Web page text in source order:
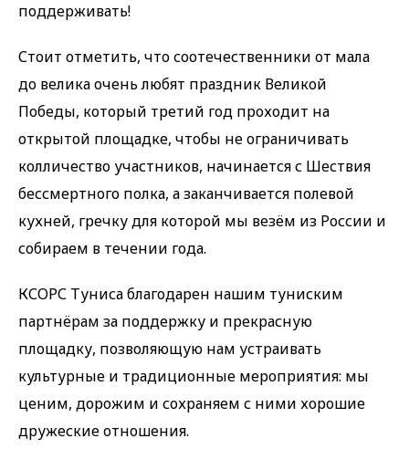
поддерживать!
Стоит отметить, что соотечественники от мала
до велика очень любят праздник Великой
Победы, который третий год проходит на
открытой площадке, чтобы не ограничивать
колличество участников, начинается с Шествия
бессмертного полка, а заканчивается полевой
кухней, гречку для которой мы везём из России и
собираем в течении года.
КСОРС Туниса благодарен нашим туниским
партнёрам за поддержку и прекрасную
площадку, позволяющую нам устраивать
культурные и традиционные мероприятия: мы
ценим, дорожим и сохраняем с ними хорошие
дружеские отношения.